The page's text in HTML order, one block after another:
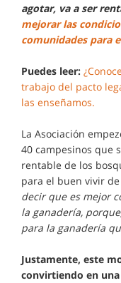
agotar, va a ser
mejorar las
comunidades para
Puedes leer:
trabajo del pacto
las enseñamos.
La Asociación
40 campesinos que
rentable de los
para el buen vivir
decir que es mejor
la ganadería,
para la ganadería
Justamente, este
convirtiendo en